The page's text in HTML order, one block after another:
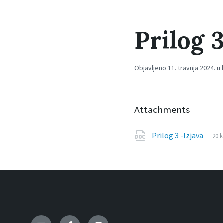
Prilog
Objavljeno 11. travnja 2024.
Attachments
Prilog 3 -Izjava 20